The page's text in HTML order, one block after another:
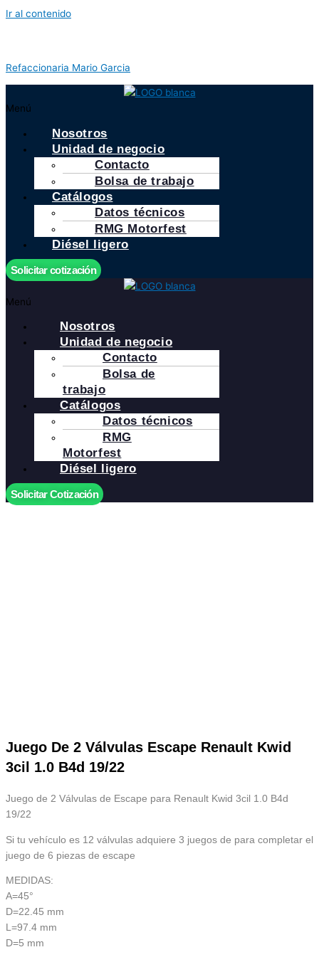
Ir al contenido
Refaccionaria Mario Garcia
Menú
Nosotros
Unidad de negocio
Contacto
Bolsa de trabajo
Catálogos
Datos técnicos
RMG Motorfest
Diésel ligero
Solicitar cotización
Menú
Nosotros
Unidad de negocio
Contacto
Bolsa de
trabajo
Catálogos
Datos técnicos
RMG
Motorfest
Diésel ligero
Solicitar Cotización
Juego De 2 Válvulas Escape Renault Kwid
3cil 1.0 B4d 19/22
Juego de 2 Válvulas de Escape para Renault Kwid 3cil 1.0 B4d
19/22
Si tu vehículo es 12 válvulas adquiere 3 juegos de para completar el
juego de 6 piezas de escape
MEDIDAS:
A=45°
D=22.45 mm
L=97.4 mm
D=5 mm